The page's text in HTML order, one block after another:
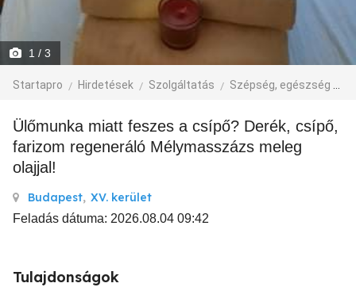
1 / 3
Startapro Hirdetések Szolgáltatás Szépség, egészség
Ülőmunka miatt feszes a csípő? Derék, csípő,
farizom regeneráló Mélymasszázs meleg
olajjal!
Budapest, XV. kerület
Feladás dátuma: 2026.08.04 09:42
Tulajdonságok